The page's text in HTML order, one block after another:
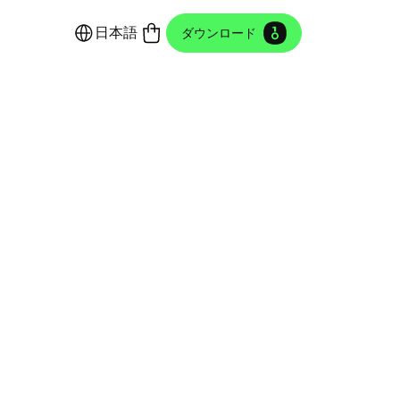
日本語 ダウンロード